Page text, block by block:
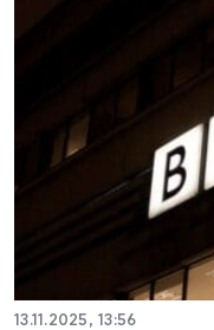
13.11.2025, 13:56